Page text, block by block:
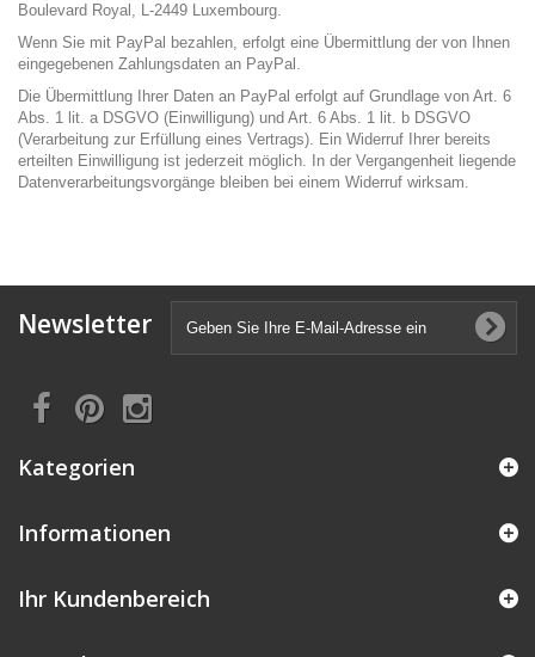
Boulevard Royal, L-2449 Luxembourg.
Wenn Sie mit PayPal bezahlen, erfolgt eine Übermittlung der von Ihnen
eingegebenen Zahlungsdaten an PayPal.
Die Übermittlung Ihrer Daten an PayPal erfolgt auf Grundlage von Art. 6
Abs. 1 lit. a DSGVO (Einwilligung) und Art. 6 Abs. 1 lit. b DSGVO
(Verarbeitung zur Erfüllung eines Vertrags). Ein Widerruf Ihrer bereits
erteilten Einwilligung ist jederzeit möglich. In der Vergangenheit liegende
Datenverarbeitungsvorgänge bleiben bei einem Widerruf wirksam.
Newsletter
Kategorien
Informationen
Ihr Kundenbereich